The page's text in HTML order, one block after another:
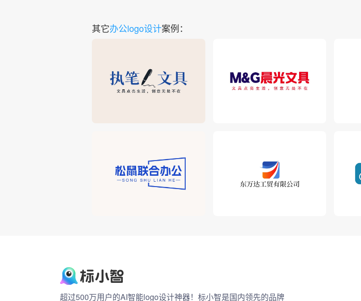
其它办公logo设计案例：
超过500万用户的AI智能logo设计神器！标小智是国内领先的品牌